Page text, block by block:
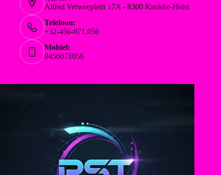
Alfred Verweeplein 17A - 8300 Knokke-Heist
Telefoon:
+32-456-071.056
Mobiel:
0456071056